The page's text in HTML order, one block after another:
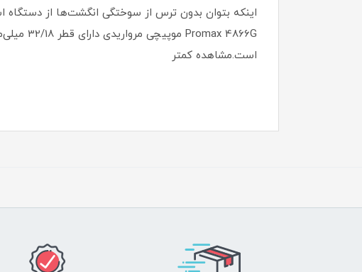
اینکه بتوان بدون ترس از سوختگی انگشت‌ها از
است.مشاهده کمتر